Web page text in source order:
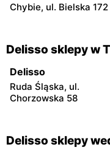
Chybie, ul. Bielska 172
Delisso sklepy w
Delisso
Ruda Śląska, ul.
Chorzowska 58
Delisso sklepy